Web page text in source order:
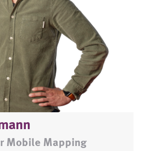
Mobile Mapping